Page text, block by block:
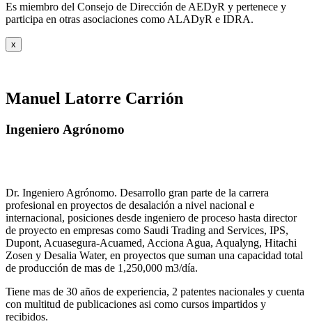
Es miembro del Consejo de Dirección de AEDyR y pertenece y
participa en otras asociaciones como ALADyR e IDRA.
x
Manuel Latorre Carrión
Ingeniero Agrónomo
Dr. Ingeniero Agrónomo. Desarrollo gran parte de la carrera
profesional en proyectos de desalación a nivel nacional e
internacional, posiciones desde ingeniero de proceso hasta director
de proyecto en empresas como Saudi Trading and Services, IPS,
Dupont, Acuasegura-Acuamed, Acciona Agua, Aqualyng, Hitachi
Zosen y Desalia Water, en proyectos que suman una capacidad total
de producción de mas de 1,250,000 m3/día.
Tiene mas de 30 años de experiencia, 2 patentes nacionales y cuenta
con multitud de publicaciones asi como cursos impartidos y
recibidos.